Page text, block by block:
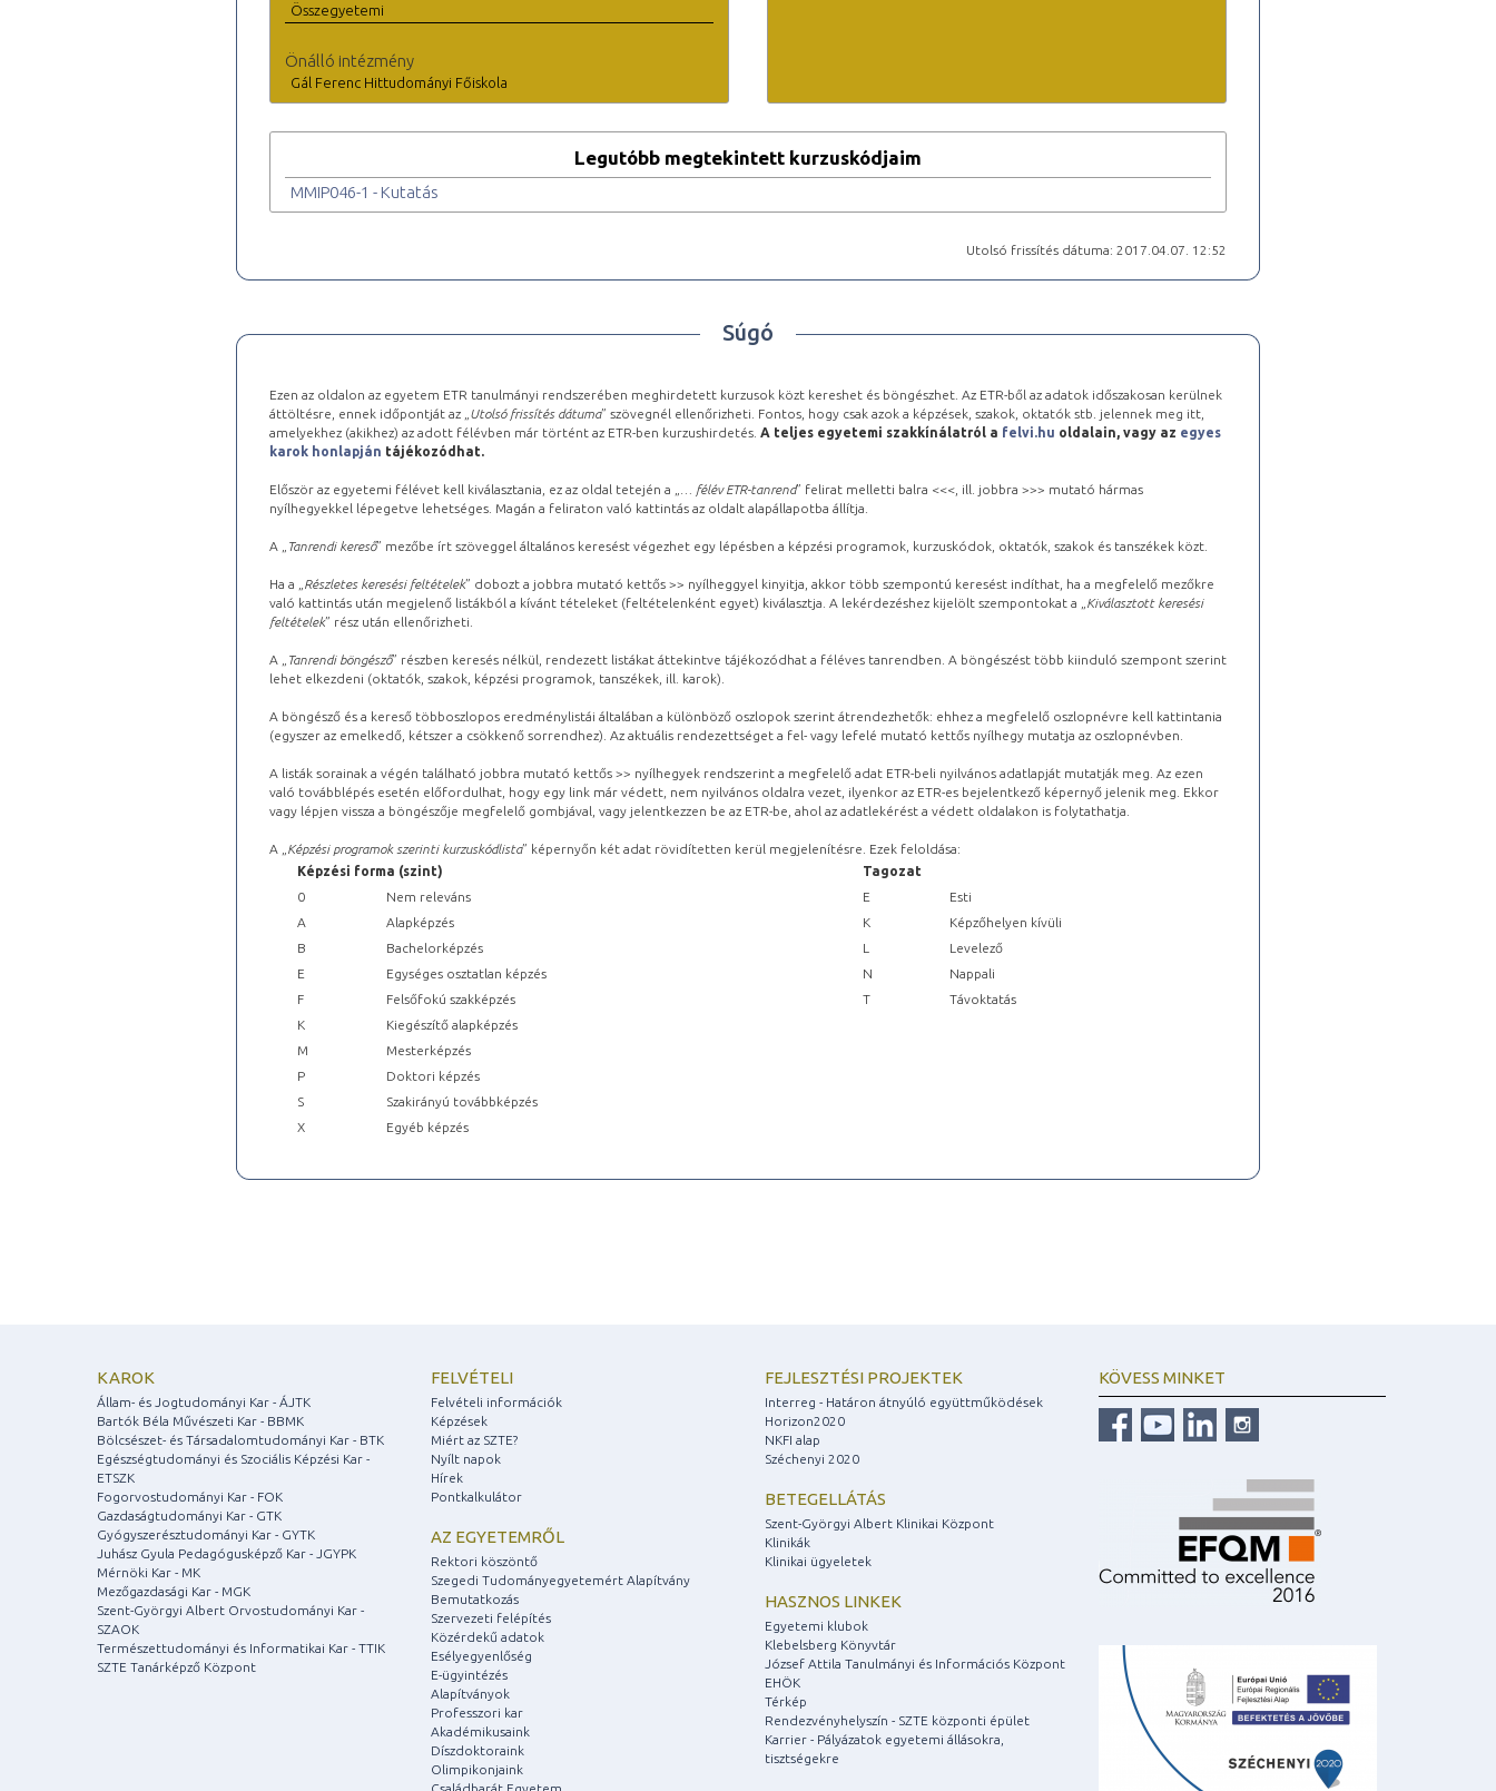
Összegyetemi
Önálló intézmény
Gál Ferenc Hittudományi Főiskola
Legutóbb megtekintett kurzuskódjaim
MMIP046-1 - Kutatás
Utolsó frissítés dátuma: 2017.04.07. 12:52
Súgó
Ezen az oldalon az egyetem ETR tanulmányi rendszerében meghirdetett kurzusok közt kereshet és böngészhet. Az ETR-ből az adatok időszakosan kerülnek
áttöltésre, ennek időpontját az „ Utolsó frissítés dátuma” szövegnél ellenőrizheti. Fontos, hogy csak azok a képzések, szakok, oktatók stb. jelennek meg itt,
amelyekhez (akikhez) az adott félévben már történt az ETR-ben kurzushirdetés. A teljes egyetemi szakkínálatról a felvi.hu oldalain, vagy az egyes
karok honlapján tájékozódhat.
Először az egyetemi félévet kell kiválasztania, ez az oldal tetején a „ … félév ETR-tanrend” felirat melletti balra <<<, ill. jobbra >>> mutató hármas
nyílhegyekkel lépegetve lehetséges. Magán a feliraton való kattintás az oldalt alapállapotba állítja.
A „ Tanrendi kereső” mezőbe írt szöveggel általános keresést végezhet egy lépésben a képzési programok, kurzuskódok, oktatók, szakok és tanszékek közt.
Ha a „ Részletes keresési feltételek” dobozt a jobbra mutató kettős >> nyílheggyel kinyitja, akkor több szempontú keresést indíthat, ha a megfelelő mezőkre
való kattintás után megjelenő listákból a kívánt tételeket (feltételenként egyet) kiválasztja. A lekérdezéshez kijelölt szempontokat a „ Kiválasztott keresési
feltételek” rész után ellenőrizheti.
A „ Tanrendi böngésző” részben keresés nélkül, rendezett listákat áttekintve tájékozódhat a féléves tanrendben. A böngészést több kiinduló szempont szerint
lehet elkezdeni (oktatók, szakok, képzési programok, tanszékek, ill. karok).
A böngésző és a kereső többoszlopos eredménylistái általában a különböző oszlopok szerint átrendezhetők: ehhez a megfelelő oszlopnévre kell kattintania
(egyszer az emelkedő, kétszer a csökkenő sorrendhez). Az aktuális rendezettséget a fel- vagy lefelé mutató kettős nyílhegy mutatja az oszlopnévben.
A listák sorainak a végén található jobbra mutató kettős >> nyílhegyek rendszerint a megfelelő adat ETR-beli nyilvános adatlapját mutatják meg. Az ezen
való továbblépés esetén előfordulhat, hogy egy link már védett, nem nyilvános oldalra vezet, ilyenkor az ETR-es bejelentkező képernyő jelenik meg. Ekkor
vagy lépjen vissza a böngészője megfelelő gombjával, vagy jelentkezzen be az ETR-be, ahol az adatlekérést a védett oldalakon is folytathatja.
A „ Képzési programok szerinti kurzuskódlista” képernyőn két adat rövidítetten kerül megjelenítésre. Ezek feloldása:
Képzési forma (szint)
Tagozat
0
Nem releváns E
Esti
A
Alapképzés K
Képzőhelyen kívüli
B
Bachelorképzés L
Levelező
E
Egységes osztatlan képzés N
Nappali
F
Felsőfokú szakképzés T
Távoktatás
K
Kiegészítő alapképzés
M
Mesterképzés
P
Doktori képzés
S
Szakirányú továbbképzés
X
Egyéb képzés
KAROK
Állam- és Jogtudományi Kar - ÁJTK
Bartók Béla Művészeti Kar - BBMK
Bölcsészet- és Társadalomtudományi Kar - BTK
Egészségtudományi és Szociális Képzési Kar -
ETSZK
Fogorvostudományi Kar - FOK
Gazdaságtudományi Kar - GTK
Gyógyszerésztudományi Kar - GYTK
Juhász Gyula Pedagógusképző Kar - JGYPK
Mérnöki Kar - MK
Mezőgazdasági Kar - MGK
Szent-Györgyi Albert Orvostudományi Kar -
SZAOK
Természettudományi és Informatikai Kar - TTIK
SZTE Tanárképző Központ
FELVÉTELI
Felvételi információk
Képzések
Miért az SZTE?
Nyílt napok
Hírek
Pontkalkulátor
AZ EGYETEMRŐL
Rektori köszöntő
Szegedi Tudományegyetemért Alapítvány
Bemutatkozás
Szervezeti felépítés
Közérdekű adatok
Esélyegyenlőség
E-ügyintézés
Alapítványok
Professzori kar
Akadémikusaink
Díszdoktoraink
Olimpikonjaink
Családbarát Egyetem
FEJLESZTÉSI PROJEKTEK
Interreg - Határon átnyúló együttműködések
Horizon2020
NKFI alap
Széchenyi 2020
BETEGELLÁTÁS
Szent-Györgyi Albert Klinikai Központ
Klinikák
Klinikai ügyeletek
HASZNOS LINKEK
Egyetemi klubok
Klebelsberg Könyvtár
József Attila Tanulmányi és Információs Központ
EHÖK
Térkép
Rendezvényhelyszín - SZTE központi épület
Karrier - Pályázatok egyetemi állásokra,
tisztségekre
KÖVESS MINKET